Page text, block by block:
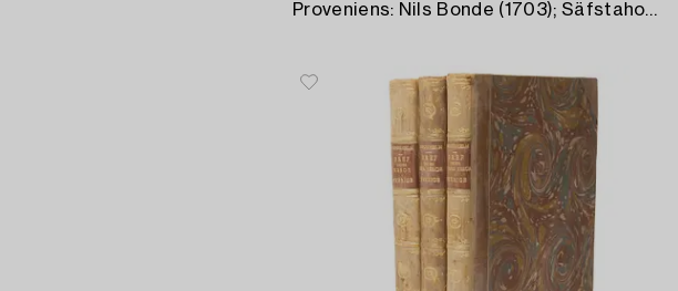
Proveniens: Nils Bonde (1703); Säfstaholm.